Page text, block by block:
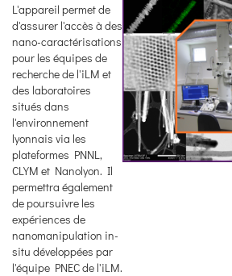
L'appareil permet de
d'assurer l'accès à des
nano-caractérisations
pour les équipes de
recherche de l'iLM et
des laboratoires
situés dans
l'environnement
lyonnais via les
plateformes PNNL,
CLYM et Nanolyon. Il
permettra également
de poursuivre les
expériences de
nanomanipulation in-
situ développées par
l'équipe PNEC de l'iLM.